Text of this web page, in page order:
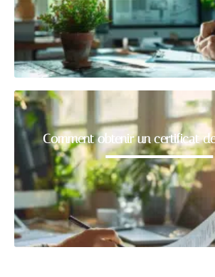
Comment obtenir un certificat